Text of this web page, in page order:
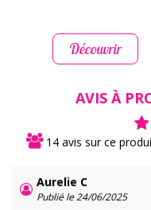
Découvrir
AVIS À
14 avis sur ce
Aurelie C
Publié le 24/06/2025